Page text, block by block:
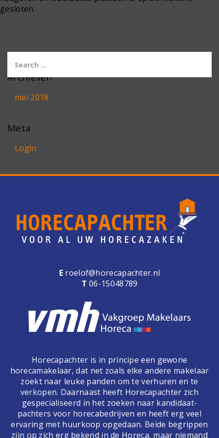
gesloten.
Archieven
mei 2018
Meta
Login
E roelof@horecapachter.nl
T 06-15048789
Horecapachter is in principe een gewone
horecamakelaar, dat net zoals elke andere makelaar
zoekt naar leuke panden om te verhuren en te
verkopen. Daarnaast heeft Horecapachter zich
gespecialiseerd in het zoeken naar kandidaat-
pachters voor horecabedrijven en heeft erg veel
ervaring met huurkoop opgedaan. Beide begrippen
zijn op zich erg bekend in de Horeca, maar niemand